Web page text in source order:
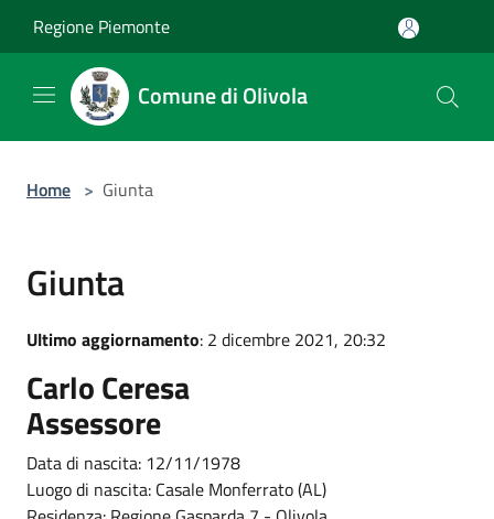
Regione Piemonte
Comune di Olivola
Home > Giunta
Giunta
Ultimo aggiornamento: 2 dicembre 2021, 20:32
Carlo Ceresa
Assessore
Data di nascita: 12/11/1978
Luogo di nascita: Casale Monferrato (AL)